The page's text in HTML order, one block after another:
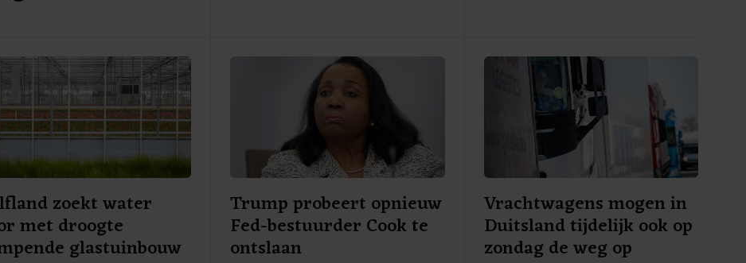
rechter. Zo'n surseance is vaak een
voorbode voor een bankroet.
zoekt water
met droogte
glastuinbouw
Trump probeert opnieuw
Fed-bestuurder Cook te
ontslaan
Vrachtwagens mogen in
Duitsland tijdelijk ook op
zondag de weg op